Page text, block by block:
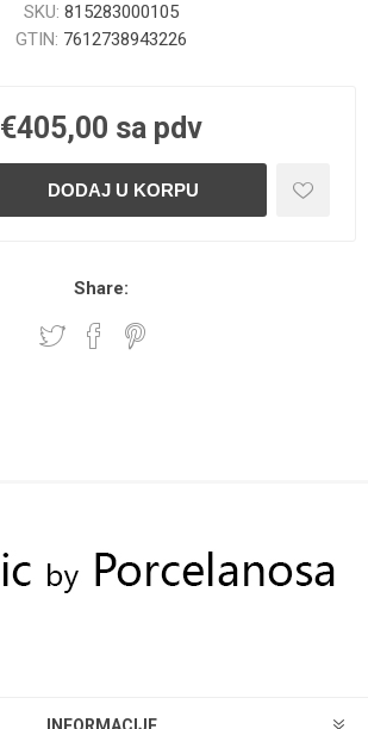
SKU: 815283000105
GTIN: 7612738943226
€405,00 sa pdv
Share: